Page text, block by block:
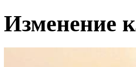
Изменение